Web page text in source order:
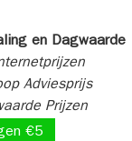
en Dagwaarde
Adviesprijs
Prijzen
€5